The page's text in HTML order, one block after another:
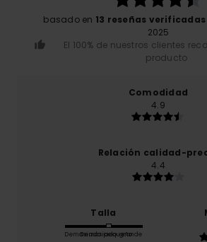
basado en 13 reseñas verificadas
2025
El 100% de nuestros clientes
producto
Comodidad
4.9
Relación calidad-
4.4
Talla
Demasiado pequeño
Demasiado grande